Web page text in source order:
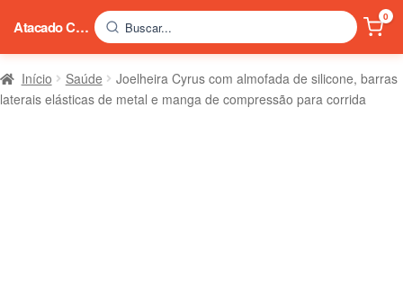
Início Saúde
Joelheira Cyrus com almofada de silicone, barras
laterais elásticas de metal e manga de compressão para corrida
Atacado China Buscar...
0